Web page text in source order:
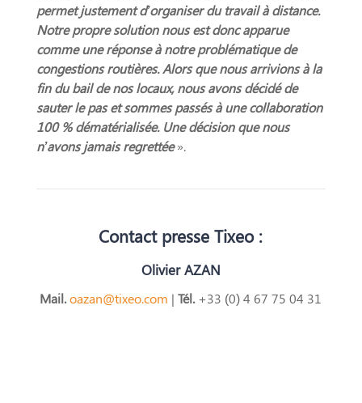
permet justement d’organiser du travail à distance.
Notre propre solution nous est donc apparue
comme une réponse à notre problématique de
congestions routières. Alors que nous arrivions à la
fin du bail de nos locaux, nous avons décidé de
sauter le pas et sommes passés à une collaboration
100 % dématérialisée. Une décision que nous
n’avons jamais regrettée».
Contact presse Tixeo :
OlivierAZAN
Mail.oazan@tixeo.com |Tél.+33 (0) 4 67 75 04 31